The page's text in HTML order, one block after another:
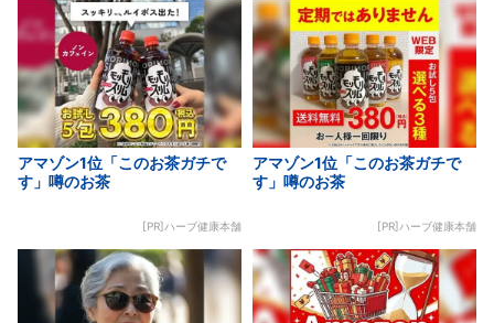
アマゾン1位「このお茶ガチで
す」噂のお茶
[PR]ハーブ健康本舗
アマゾン1位「このお茶ガチで
す」噂のお茶
[PR]ハーブ健康本舗